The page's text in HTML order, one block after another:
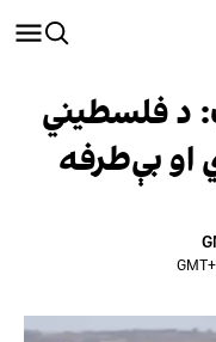
د فلسطیني
او بې‌طرفه